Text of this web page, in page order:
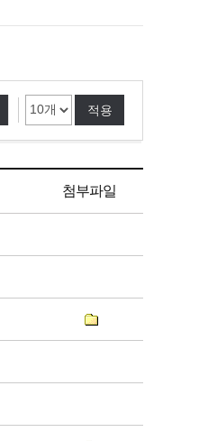
적용
첨부파일